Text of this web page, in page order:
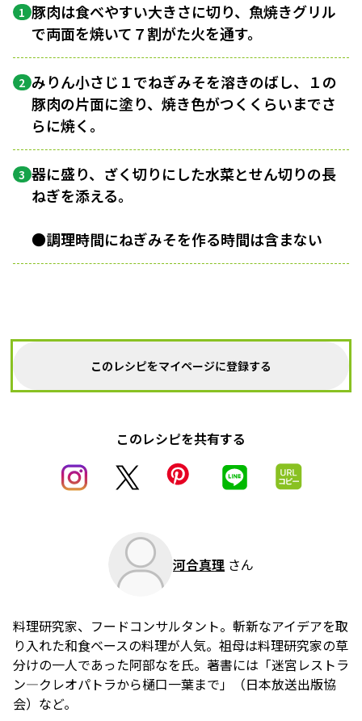
1 豚肉は食べやすい大きさに切り、魚焼きグリル
で両面を焼いて７割がた火を通す。
2 みりん小さじ１でねぎみそを溶きのばし、１の
豚肉の片面に塗り、焼き色がつくくらいまでさ
らに焼く。
3 器に盛り、ざく切りにした水菜とせん切りの長
ねぎを添える。
●調理時間にねぎみそを作る時間は含まない
このレシピをマイページに登録する
このレシピを共有する
河合真理 さん
料理研究家、フードコンサルタント。斬新なアイデアを取
り入れた和食ベースの料理が人気。祖母は料理研究家の草
分けの一人であった阿部なを氏。著書には「迷宮レストラ
ン―クレオパトラから樋口一葉まで」（日本放送出版協
会）など。